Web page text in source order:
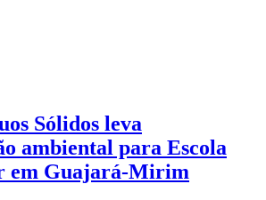
Sólidos leva
ambiental para Escola
em Guajará-Mirim